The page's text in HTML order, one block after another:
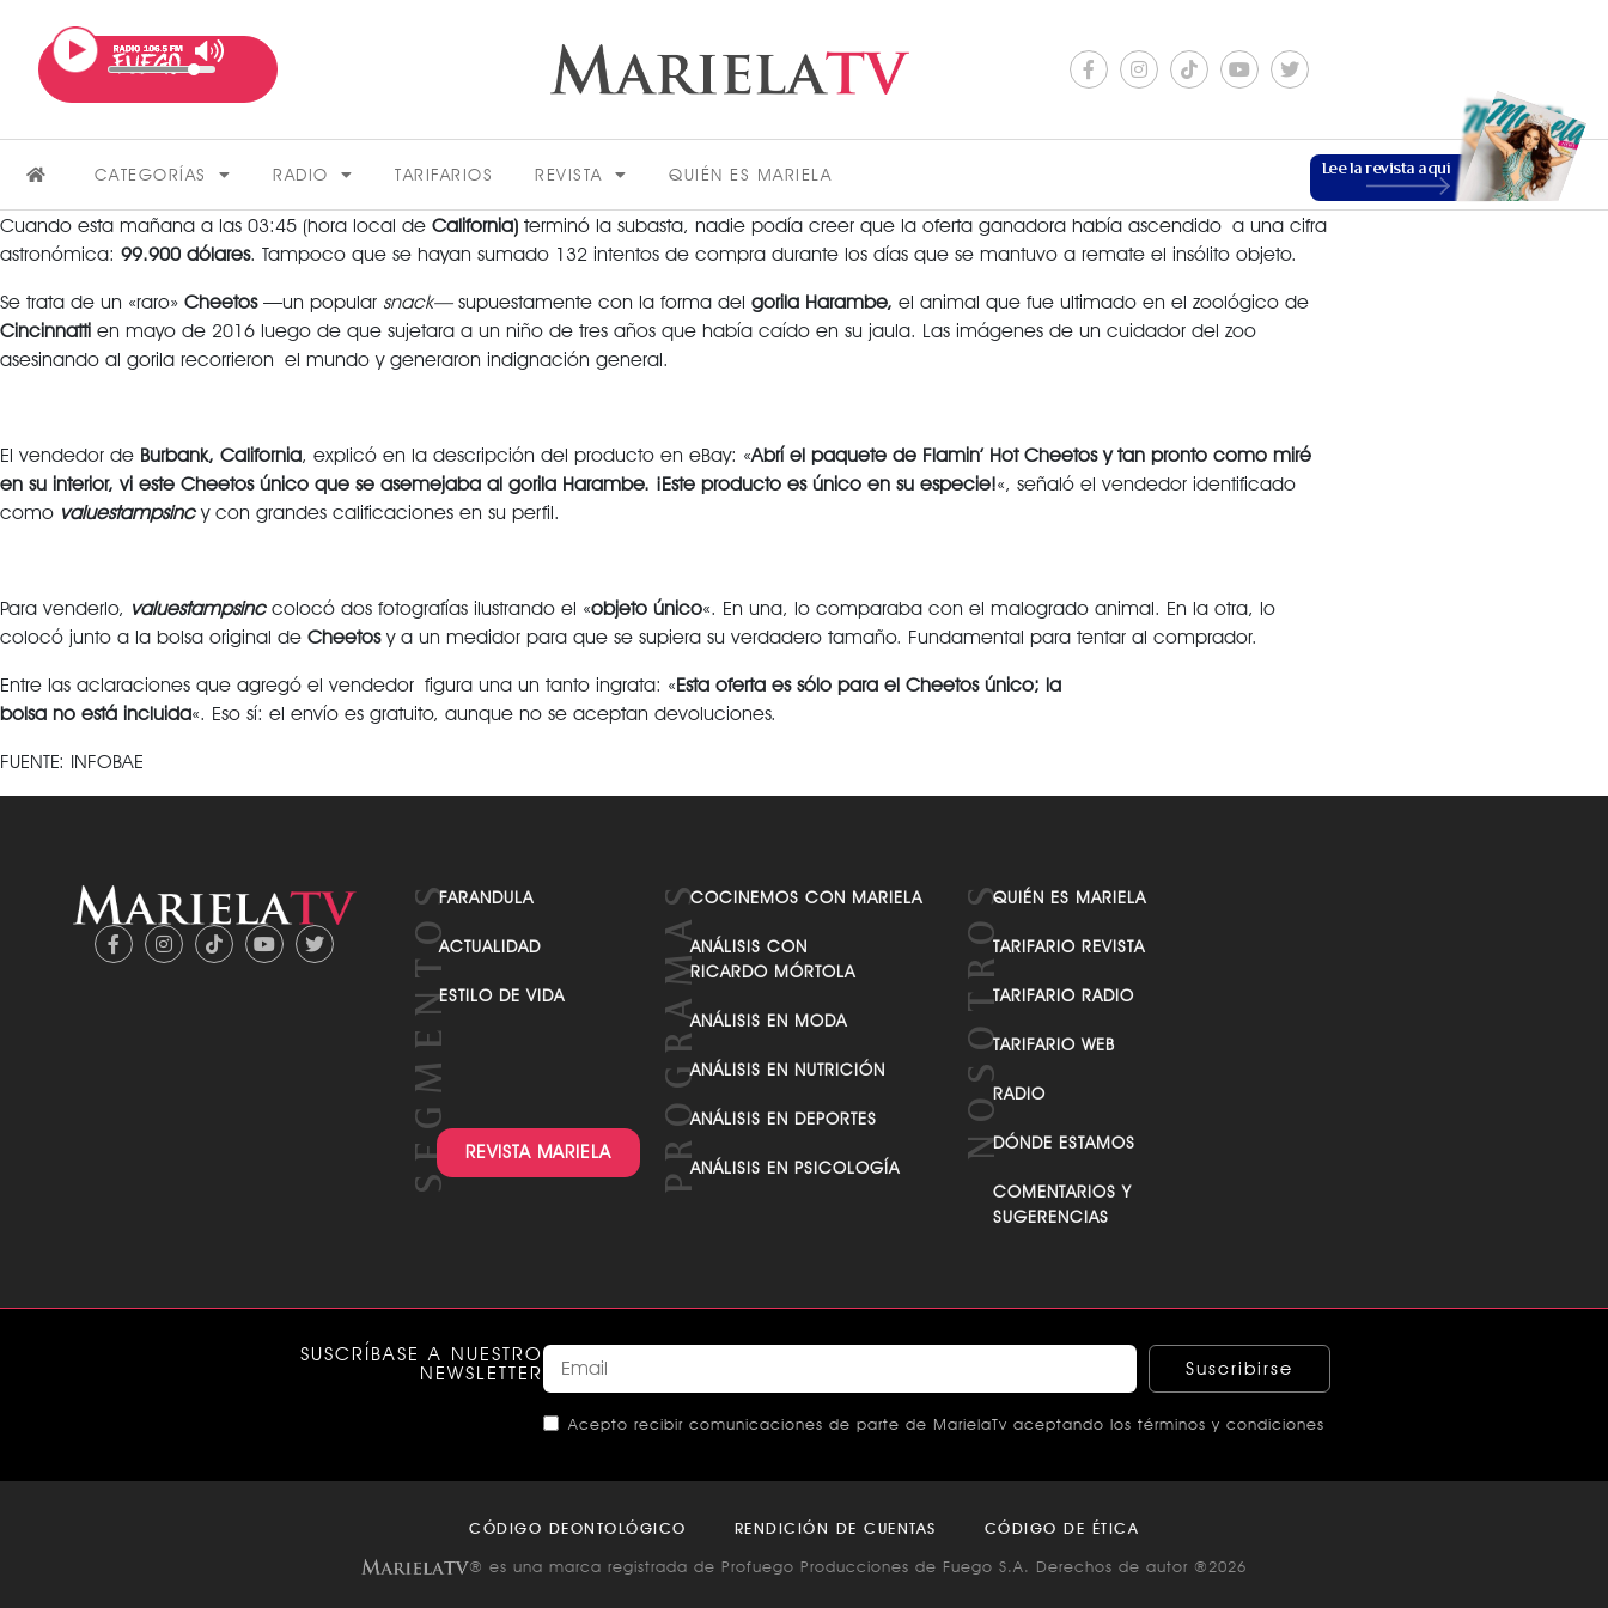
CATEGORÍAS RADIO TARIFARIOS REVISTA QUIÉN ES MARIELA Lee la revista aquí
VER MÁS
Cuando esta mañana a las 03:45 (hora local de California) terminó la subasta, nadie podía creer que la oferta ganadora había ascendido a una cifra
astronómica: 99.900 dólares. Tampoco que se hayan sumado 132 intentos de compra durante los días que se mantuvo a remate el insólito objeto.
Se trata de un «raro» Cheetos—un popular snack—supuestamente con la forma del gorila Harambe, el animal que fue ultimado en el zoológico de
Cincinnatti en mayo de 2016 luego de que sujetara a un niño de tres años que había caído en su jaula. Las imágenes de un cuidador del zoo
asesinando al gorila recorrieron el mundo y generaron indignación general.
El vendedor de Burbank, California, explicó en la descripción del producto en eBay: «Abrí el paquete de Flamin’ Hot Cheetos y tan pronto como miré
en su interior, vi este Cheetos único que se asemejaba al gorila Harambe. ¡Este producto es único en su especie!«, señaló el vendedor identificado
como valuestampsinc y con grandes calificaciones en su perfil.
Para venderlo, valuestampsinccolocó dos fotografías ilustrando el «objeto único«. En una, lo comparaba con el malogrado animal. En la otra, lo
colocó junto a la bolsa original de Cheetosy a un medidor para que se supiera su verdadero tamaño. Fundamental para tentar al comprador.
Entre las aclaraciones que agregó el vendedor figura una un tanto ingrata: «Esta oferta es sólo para el Cheetosúnico; la
bolsa no está incluida«. Eso sí: el envío es gratuito, aunque no se aceptan devoluciones.
FUENTE: INFOBAE
FARANDULA
ACTUALIDAD
ESTILO DE VIDA
REVISTA MARIELA
COCINEMOS CON MARIELA
ANÁLISIS CON
RICARDO MÓRTOLA
ANÁLISIS EN MODA
ANÁLISIS EN NUTRICIÓN
ANÁLISIS EN DEPORTES
ANÁLISIS EN PSICOLOGÍA
QUIÉN ES MARIELA
TARIFARIO REVISTA
TARIFARIO RADIO
TARIFARIO WEB
RADIO
DÓNDE ESTAMOS
COMENTARIOS Y
SUGERENCIAS
SUSCRÍBASE A NUESTRO
NEWSLETTER
Suscribirse
Acepto recibir comunicaciones de parte de MarielaTv aceptando los términos y condiciones
This
should
be left
CÓDIGO DEONTOLÓGICO RENDICIÓN DE CUENTAS
CÓDIGO DE ÉTICA
® es una marca registrada de Profuego Producciones de Fuego S.A. Derechos de autor ®2026